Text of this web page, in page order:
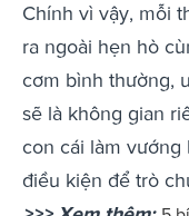
Chính vì vậy, mỗi
ra ngoài hẹn hò
cơm bình thường,
sẽ là không gian
con cái làm vướng
điều kiện để trò